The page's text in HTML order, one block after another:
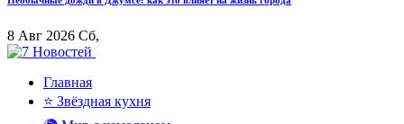
8 Авг 2026 Сб,
Главная
⭐ Звёздная кухня